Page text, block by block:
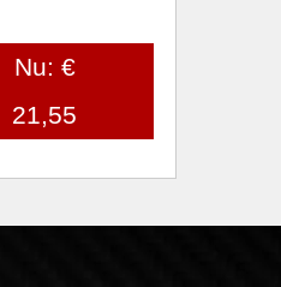
Nu: €
21,55